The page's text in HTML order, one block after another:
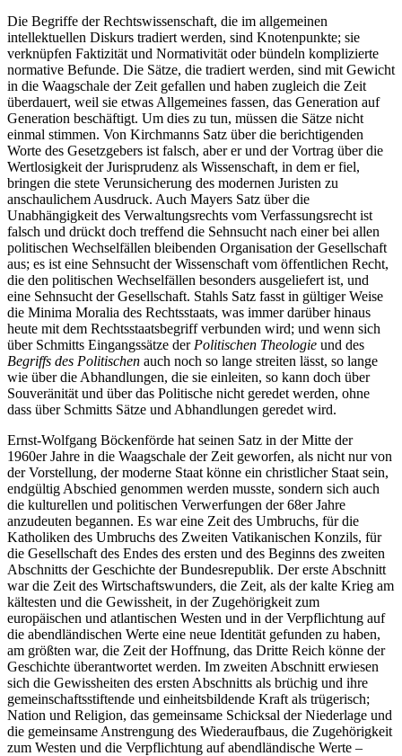
Die Begriffe der Rechtswissenschaft, die im allgemeinen
intellektuellen Diskurs tradiert werden, sind Knotenpunkte; sie
verknüpfen Faktizität und Normativität oder bündeln komplizierte
normative Befunde. Die Sätze, die tradiert werden, sind mit Gewicht
in die Waagschale der Zeit gefallen und haben zugleich die Zeit
überdauert, weil sie etwas Allgemeines fassen, das Generation auf
Generation beschäftigt. Um dies zu tun, müssen die Sätze nicht
einmal stimmen. Von Kirchmanns Satz über die berichtigenden
Worte des Gesetzgebers ist falsch, aber er und der Vortrag über die
Wertlosigkeit der Jurisprudenz als Wissenschaft, in dem er fiel,
bringen die stete Verunsicherung des modernen Juristen zu
anschaulichem Ausdruck. Auch Mayers Satz über die
Unabhängigkeit des Verwaltungsrechts vom Verfassungsrecht ist
falsch und drückt doch treffend die Sehnsucht nach einer bei allen
politischen Wechselfällen bleibenden Organisation der Gesellschaft
aus; es ist eine Sehnsucht der Wissenschaft vom öffentlichen Recht,
die den politischen Wechselfällen besonders ausgeliefert ist, und
eine Sehnsucht der Gesellschaft. Stahls Satz fasst in gültiger Weise
die Minima Moralia des Rechtsstaats, was immer darüber hinaus
heute mit dem Rechtsstaatsbegriff verbunden wird; und wenn sich
über Schmitts Eingangssätze der Politischen Theologie und des
Begriffs des Politischen auch noch so lange streiten lässt, so lange
wie über die Abhandlungen, die sie einleiten, so kann doch über
Souveränität und über das Politische nicht geredet werden, ohne
dass über Schmitts Sätze und Abhandlungen geredet wird.
Ernst-Wolfgang Böckenförde hat seinen Satz in der Mitte der
1960er Jahre in die Waagschale der Zeit geworfen, als nicht nur von
der Vorstellung, der moderne Staat könne ein christlicher Staat sein,
endgültig Abschied genommen werden musste, sondern sich auch
die kulturellen und politischen Verwerfungen der 68er Jahre
anzudeuten begannen. Es war eine Zeit des Umbruchs, für die
Katholiken des Umbruchs des Zweiten Vatikanischen Konzils, für
die Gesellschaft des Endes des ersten und des Beginns des zweiten
Abschnitts der Geschichte der Bundesrepublik. Der erste Abschnitt
war die Zeit des Wirtschaftswunders, die Zeit, als der kalte Krieg am
kältesten und die Gewissheit, in der Zugehörigkeit zum
europäischen und atlantischen Westen und in der Verpflichtung auf
die abendländischen Werte eine neue Identität gefunden zu haben,
am größten war, die Zeit der Hoffnung, das Dritte Reich könne der
Geschichte überantwortet werden. Im zweiten Abschnitt erwiesen
sich die Gewissheiten des ersten Abschnitts als brüchig und ihre
gemeinschaftsstiftende und einheitsbildende Kraft als trügerisch;
Nation und Religion, das gemeinsame Schicksal der Niederlage und
die gemeinsame Anstrengung des Wiederaufbaus, die Zugehörigkeit
zum Westen und die Verpflichtung auf abendländische Werte –